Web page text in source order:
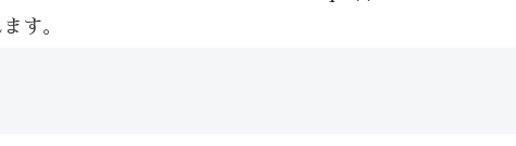
す。